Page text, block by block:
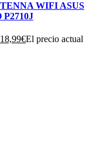
WIFI ASUS
P2710J
18,99€El precio actual